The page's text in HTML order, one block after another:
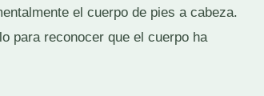
el cuerpo de pies a cabeza.
para reconocer que el cuerpo ha